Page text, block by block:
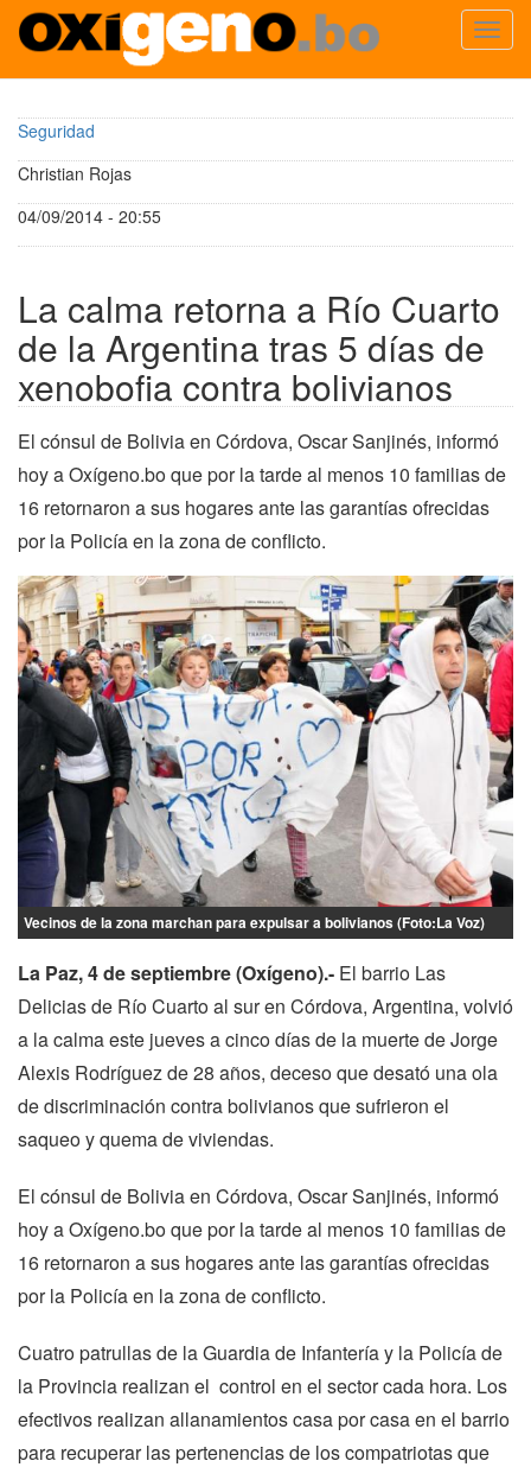
contenido
principal
Seguridad
Christian Rojas
04/09/2014 - 20:55
La calma retorna a Río Cuarto
de la Argentina tras 5 días de
xenobofia contra bolivianos
El cónsul de Bolivia en Córdova, Oscar Sanjinés, informó
hoy a Oxígeno.bo que por la tarde al menos 10 familias de
16 retornaron a sus hogares ante las garantías ofrecidas
por la Policía en la zona de conflicto.
Vecinos de la zona marchan para expulsar a bolivianos (Foto:La Voz)
La Paz, 4 de septiembre (Oxígeno).- El barrio Las
Delicias de Río Cuarto al sur en Córdova, Argentina, volvió
a la calma este jueves a cinco días de la muerte de Jorge
Alexis Rodríguez de 28 años, deceso que desató una ola
de discriminación contra bolivianos que sufrieron el
saqueo y quema de viviendas.
El cónsul de Bolivia en Córdova, Oscar Sanjinés, informó
hoy a Oxígeno.bo que por la tarde al menos 10 familias de
16 retornaron a sus hogares ante las garantías ofrecidas
por la Policía en la zona de conflicto.
Cuatro patrullas de la Guardia de Infantería y la Policía de
la Provincia realizan el control en el sector cada hora. Los
efectivos realizan allanamientos casa por casa en el barrio
para recuperar las pertenencias de los compatriotas que